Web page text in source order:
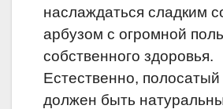
наслаждаться сладким
арбузом с огромной
собственного здоровья.
Естественно, полосатый
должен быть